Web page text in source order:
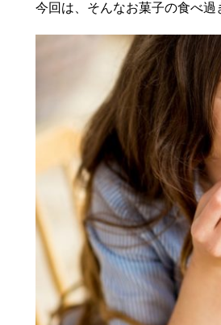
今回は、そんなお菓子の食べ過